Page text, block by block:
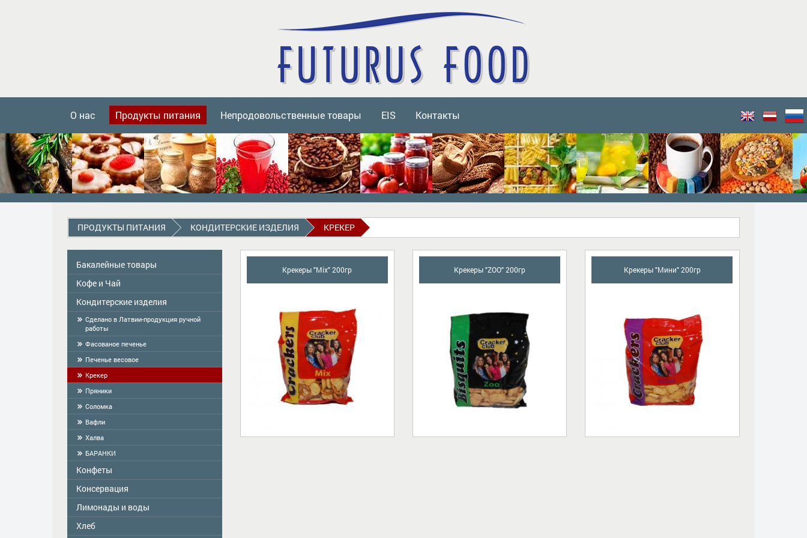
О нас Продукты питания Непродовольственные товары EIS Контакты
ПРОДУКТЫ ПИТАНИЯ КОНДИТЕРСКИЕ ИЗДЕЛИЯ КРЕКЕР
Бакалейные товары
Colavita
Приправы
Сухой завтрак
Тортилья
Мука
Крахмал, кисель, желе
Кофе и Чай
Чай
КОФЕ
Кондитерские изделия
Сделано в Латвии-продукция ручной
работы
Фасованое печенье
Печенье весовое
Крекер
Пряники
Cоломка
Вафли
Халва
БАРАНКИ
Конфеты
ME2U
Argo Sweets
Nefis
Консервация
Zelta Saule
Господарочка
Лимонады и воды
Vitamizu
Хлеб
Крекеры "Mix" 200гр Крекеры "ZOO" 200гр Крекеры "Мини" 200гр